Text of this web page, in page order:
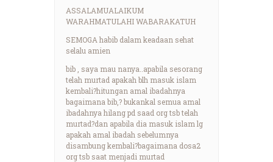
ASSALAMUALAIKUM
WARAHMATULAHI WABARAKATUH
SEMOGA habib dalam keadaan sehat
selalu amien
bib , saya mau nanya..apabila sesorang
telah murtad apakah blh masuk islam
kembali?hitungan amal ibadahnya
bagaimana bib,? bukankal semua amal
ibadahnya hilang pd saad org tsb telah
murtad?dan apabila dia masuk islam lg
apakah amal ibadah sebelumnya
disambung kembali?bagaimana dosa2
org tsb saat menjadi murtad